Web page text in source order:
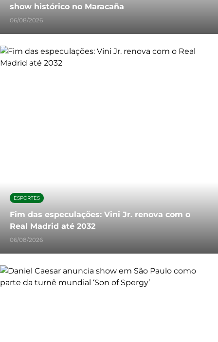
show histórico no Maracaña
06/08/2026
ESPORTES
Fim das especulações: Vini Jr. renova com o
Real Madrid até 2032
06/08/2026